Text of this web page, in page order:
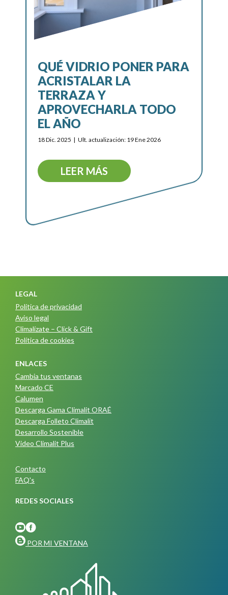
QUÉ VIDRIO PONER PARA
ACRISTALAR LA
TERRAZA Y
APROVECHARLA TODO
EL AÑO
18 Dic. 2025 Ult. actualización: 19 Ene 2026
LEER MÁS
LEGAL
Política de privacidad
Aviso legal
Climalízate – Click & Gift
Política de cookies
ENLACES
Cambia tus ventanas
Marcado CE
Calumen
Descarga Gama Climalit ORAÉ
Descarga Folleto Climalit
Desarrollo Sostenible
Video Climalit Plus
Contacto
FAQ's
REDES SOCIALES
POR MI VENTANA